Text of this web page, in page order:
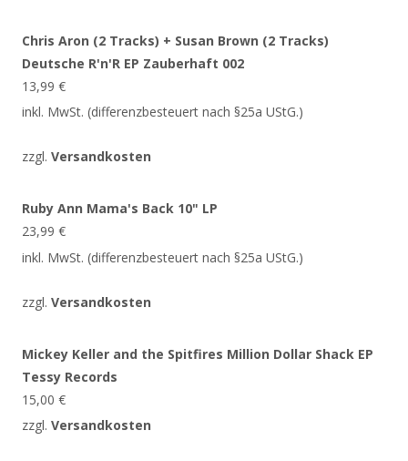
Chris Aron (2 Tracks) + Susan Brown (2 Tracks)
Deutsche R'n'R EP Zauberhaft 002
13,99 €
inkl. MwSt. (differenzbesteuert nach §25a UStG.)
zzgl. Versandkosten
Ruby Ann Mama's Back 10" LP
23,99 €
inkl. MwSt. (differenzbesteuert nach §25a UStG.)
zzgl. Versandkosten
Mickey Keller and the Spitfires Million Dollar Shack EP
Tessy Records
15,00 €
zzgl. Versandkosten